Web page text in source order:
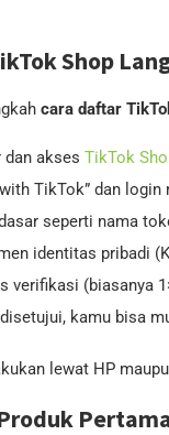
Shop
cara daftar
dan akses TikTok
TikTok” dan
seperti nama
identitas pribadi
verifikasi (biasanya
kamu bisa
lewat HP